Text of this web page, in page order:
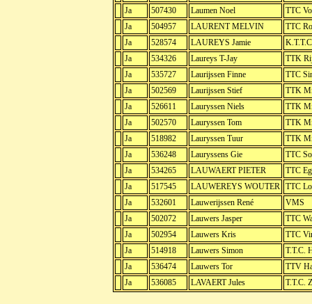
Ja
507430 Laumen Noel
TTC
Ja
504957 LAURENT MELVIN
TTC
Ja
528574 LAUREYS Jamie
Ja
534326 Laureys T-Jay
TTK
Ja
535727 Laurijssen Finne
TTC
Ja
502569 Laurijssen Stief
TTK
Ja
526611 Lauryssen Niels
TTK
Ja
502570 Lauryssen Tom
TTK
Ja
518982 Lauryssen Tuur
TTK
Ja
536248 Lauryssens Gie
TTC
Ja
534265 LAUWAERT PIETER
TTC
Ja
517545 LAUWEREYS WOUTER TTC
Ja
532601 Lauwerijssen René
VMS
Ja
502072 Lauwers Jasper
TTC
Ja
502954 Lauwers Kris
TTC
Ja
514918 Lauwers Simon
T.T.C.
Ja
536474 Lauwers Tor
TTV
Ja
536085 LAVAERT Jules T.T.C.